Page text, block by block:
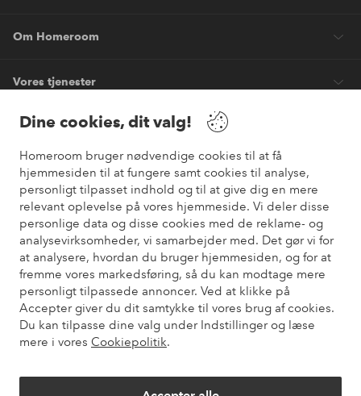
Dine cookies, dit valg!
Homeroom bruger nødvendige cookies til at få
hjemmesiden til at fungere samt cookies til analyse,
personligt tilpasset indhold og til at give dig en mere
relevant oplevelse på vores hjemmeside. Vi deler disse
personlige data og disse cookies med de reklame- og
analysevirksomheder, vi samarbejder med. Det gør vi for
at analysere, hvordan du bruger hjemmesiden, og for at
fremme vores markedsføring, så du kan modtage mere
personligt tilpassede annoncer. Ved at klikke på
Accepter giver du dit samtykke til vores brug af cookies.
Du kan tilpasse dine valg under Indstillinger og læse
mere i vores Cookiepolitik.
Om Homeroom
Vores tjenester
Vilkår
Venner
Sikre betalinger
Vil du vide mere om vores betalingsmuligheder ?
elpy